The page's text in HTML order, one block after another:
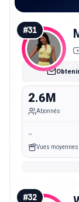
#31
2.6M
Abonnés
-
Vues moyennes
#32